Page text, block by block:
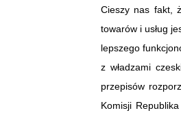
Cieszy nas fakt,
towarów i usług
lepszego
z władzami
przepisów
Komisji